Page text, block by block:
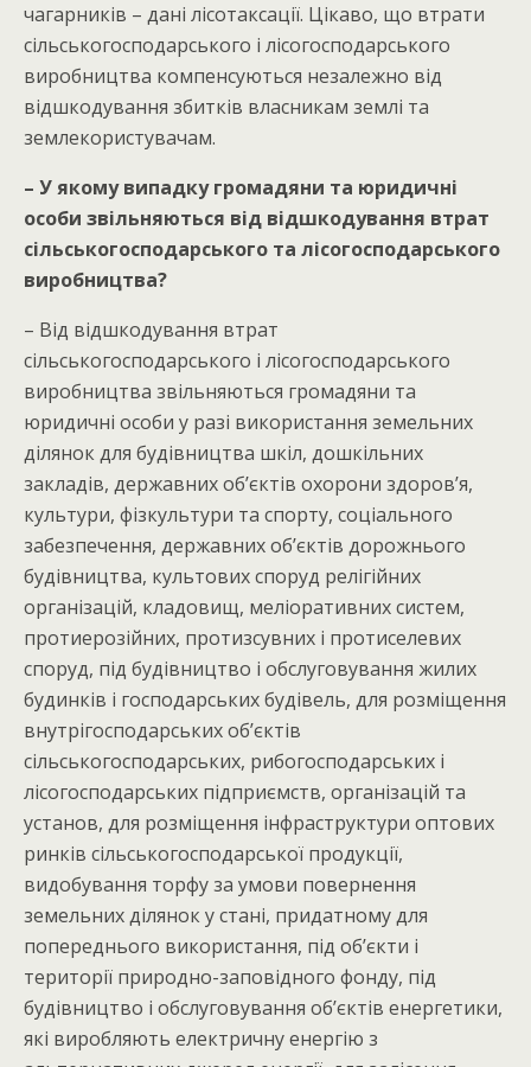
чагарників – дані лісотаксації. Цікаво, що втрати
сільськогосподарського і лісогосподарського
виробництва компенсуються незалежно від
відшкодування збитків власникам землі та
землекористувачам.
– У якому випадку громадяни та юридичні
особи звільняються від відшкодування втрат
сільськогосподарського та лісогосподарського
виробництва?
– Від відшкодування втрат
сільськогосподарського і лісогосподарського
виробництва звільняються громадяни та
юридичні особи у разі використання земельних
ділянок для будівництва шкіл, дошкільних
закладів, державних об’єктів охорони здоров’я,
культури, фізкультури та спорту, соціального
забезпечення, державних об’єктів дорожнього
будівництва, культових споруд релігійних
організацій, кладовищ, меліоративних систем,
протиерозійних, протизсувних і протиселевих
споруд, під будівництво і обслуговування жилих
будинків і господарських будівель, для розміщення
внутрігосподарських об’єктів
сільськогосподарських, рибогосподарських і
лісогосподарських підприємств, організацій та
установ, для розміщення інфраструктури оптових
ринків сільськогосподарської продукції,
видобування торфу за умови повернення
земельних ділянок у стані, придатному для
попереднього використання, під об’єкти і
території природно-заповідного фонду, під
будівництво і обслуговування об’єктів енергетики,
які виробляють електричну енергію з